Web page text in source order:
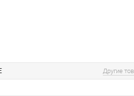
Другие